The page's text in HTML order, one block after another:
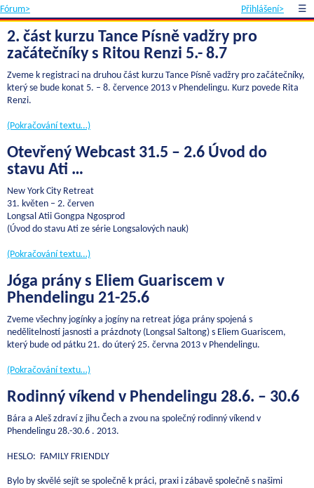
Fórum> Přihlášení> ☰
2. část kurzu Tance Písně vadžry pro
začátečníky s Ritou Renzi 5.- 8.7
Zveme k registraci na druhou část kurzu Tance Písně vadžry pro začátečníky,
který se bude konat 5. – 8. července 2013 v Phendelingu. Kurz povede Rita
Renzi.
(Pokračování textu…)
Otevřený Webcast 31.5 – 2.6 Úvod do
stavu Ati …
New York City Retreat
31. květen – 2. červen
Longsal Atii Gongpa Ngosprod
(Úvod do stavu Ati ze série Longsalových nauk)
(Pokračování textu…)
Jóga prány s Eliem Guariscem v
Phendelingu 21-25.6
Zveme všechny jogínky a jogíny na retreat jóga prány spojená s
nedělitelností jasnosti a prázdnoty (Longsal Saltong) s Eliem Guariscem,
který bude od pátku 21. do úterý 25. června 2013 v Phendelingu.
(Pokračování textu…)
Rodinný víkend v Phendelingu 28.6. – 30.6
Bára a Aleš zdraví z jihu Čech a zvou na společný rodinný víkend v
Phendelingu 28.-30.6 . 2013.
HESLO: FAMILY FRIENDLY
Bylo by skvělé sejít se společně k práci, praxi i zábavě společně s našimi